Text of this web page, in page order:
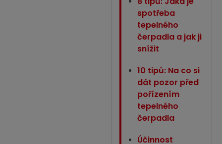
spotřeba
tepelného
čerpadla a jak ji
snížit
10 tipů: Na co si
dát pozor před
pořízením
tepelného
čerpadla
Účinnost